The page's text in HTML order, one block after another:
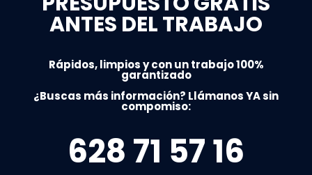
ANTES DEL TRABAJO
Rápidos, limpios y con un trabajo 100%
garantizado
¿Buscas más información? Llámanos YA sin
compomiso:
628 71 57 16